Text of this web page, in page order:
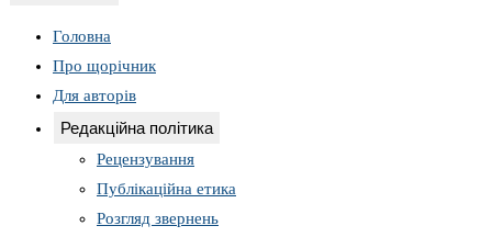
Головна
Про щорічник
Для авторів
Редакційна політика
Рецензування
Публікаційна етика
Розгляд звернень